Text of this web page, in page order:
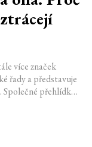
více značek
řady a představuje
Společné přehlídky,
jinak.